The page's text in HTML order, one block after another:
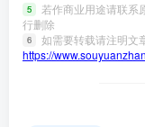
5 若作商业用途请联系
行删除
6
如需要转载请注明文
https://